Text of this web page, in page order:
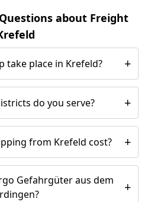
about Freight
take place in Krefeld? +
do you serve? +
from Krefeld cost? +
Gefahrgüter aus dem
+